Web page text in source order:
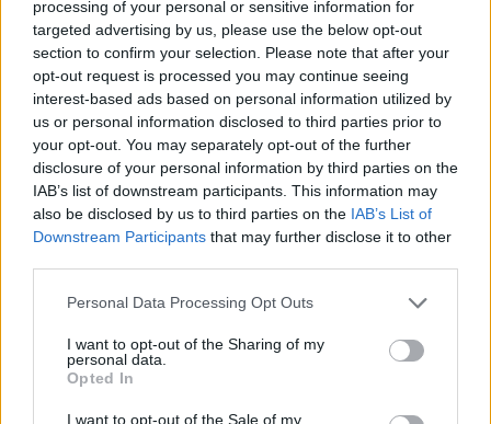
processing of your personal or sensitive information for
targeted advertising by us, please use the below opt-out
section to confirm your selection. Please note that after your
opt-out request is processed you may continue seeing
interest-based ads based on personal information utilized by
us or personal information disclosed to third parties prior to
your opt-out. You may separately opt-out of the further
disclosure of your personal information by third parties on the
IAB’s list of downstream participants. This information may
also be disclosed by us to third parties on the IAB’s List of
Downstream Participants that may further disclose it to other
Personal Data Processing Opt Outs
I want to opt-out of the Sharing of my
personal data.
Opted In
I want to opt-out of the Sale of my
„Genetikai eredmények kiértékelését támogató
orvosdiagnosztikai eszköz” című pályázatát nyertesként
hirdették ki. A pályázat elszámolható összköltsége 829,8
millió forint...
KEDVES OLVASÓNK!
A keresett cikk a portfolio.hu hírarchívumához
tartozik, melynek olvasása előfizetéses
regisztrációhoz kötött.
Az előfizetés a következőket tartalmazza:
Kötéslisták: BÉT elmúlt 2 év napon belüli
kötéslistái